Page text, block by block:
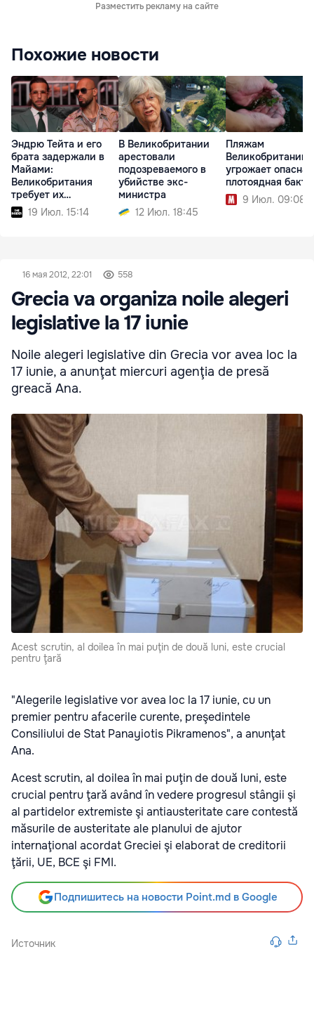
Разместить рекламу на сайте
Похожие новости
Эндрю Тейта и его
брата задержали в
Майами:
Великобритания
требует их
экстрадиции
19 Июл. 15:14
В Великобритании
арестовали
подозреваемого в
убийстве экс-
министра
12 Июл. 18:45
Пляжам
Великобритании
угрожает опасная
плотоядная
9 Июл. 09:08
16 мая 2012, 22:01 558
Grecia va organiza noile alegeri
legislative la 17 iunie
Noile alegeri legislative din Grecia vor avea loc la
17 iunie, a anunţat miercuri agenţia de presă
greacă Ana.
Acest scrutin, al doilea în mai puţin de două luni, este crucial
pentru ţară
"Alegerile legislative vor avea loc la 17 iunie, cu un
premier pentru afacerile curente, preşedintele
Consiliului de Stat Panayiotis Pikramenos", a anunţat
Ana.
Acest scrutin, al doilea în mai puţin de două luni, este
crucial pentru ţară având în vedere progresul stângii şi
al partidelor extremiste şi antiausteritate care contestă
măsurile de austeritate ale planului de ajutor
internaţional acordat Greciei şi elaborat de creditorii
ţării, UE, BCE şi FMI.
Подпишитесь на новости Point.md в Google
Источник